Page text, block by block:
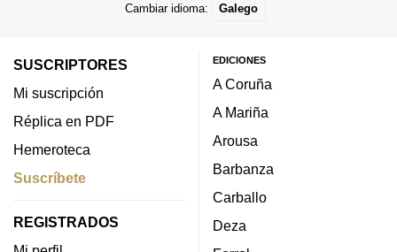
Cambiar idioma: Galego
SUSCRIPTORES
Mi suscripción
Réplica en PDF
Hemeroteca
Suscríbete
REGISTRADOS
EDICIONES
A Coruña
A Mariña
Arousa
Barbanza
Carballo
Deza